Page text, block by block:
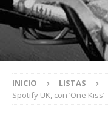
INICIO LISTAS
Spotify UK, con ‘One Kiss’